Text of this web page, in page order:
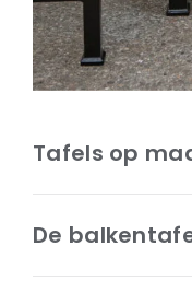
Tafels op
De